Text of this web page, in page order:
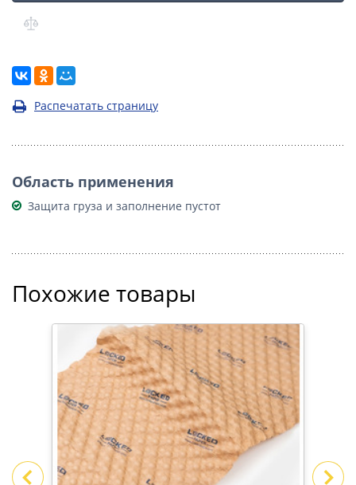
Распечатать страницу
Область применения
Защита груза и заполнение пустот
Похожие товары